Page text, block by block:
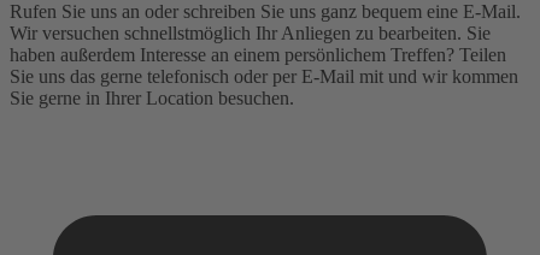
Rufen Sie uns an oder schreiben Sie uns ganz bequem eine E-Mail.
Wir versuchen schnellstmöglich Ihr Anliegen zu bearbeiten. Sie
haben außerdem Interesse an einem persönlichem Treffen? Teilen
Sie uns das gerne telefonisch oder per E-Mail mit und wir kommen
Sie gerne in Ihrer Location besuchen.